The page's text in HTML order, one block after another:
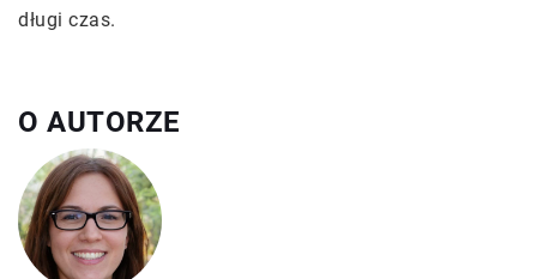
długi czas.
O AUTORZE